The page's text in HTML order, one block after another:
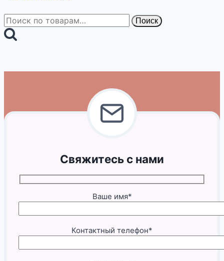
Искать: Поиск
Свяжитесь с нами
Ваше имя*
Контактный телефон*